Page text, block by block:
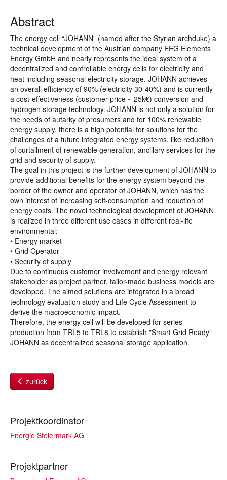
Abstract
The energy cell “JOHANN” (named after the Styrian archduke) a
technical development of the Austrian company EEG Elements
Energy GmbH and nearly represents the ideal system of a
decentralized and controllable energy cells for electricity and
heat including seasonal electricity storage. JOHANN achieves
an overall efficiency of 90% (electricity 30-40%) and is currently
a cost-effectiveness (customer price ~ 25k€) conversion and
hydrogen storage technology. JOHANN is not only a solution for
the needs of autarky of prosumers and for 100% renewable
energy supply, there is a high potential for solutions for the
challenges of a future integrated energy systems, like reduction
of curtailment of renewable generation, ancillary services for the
grid and security of supply.
The goal in this project is the further development of JOHANN to
provide additional benefits for the energy system beyond the
border of the owner and operator of JOHANN, which has the
own interest of increasing self-consumption and reduction of
energy costs. The novel technological development of JOHANN
is realized in three different use cases in different real-life
environmental:
• Energy market
• Grid Operator
• Security of supply
Due to continuous customer involvement and energy relevant
stakeholder as project partner, tailor-made business models are
developed. The aimed solutions are integrated in a broad
technology evaluation study and Life Cycle Assessment to
derive the macroeconomic impact.
Therefore, the energy cell will be developed for series
production from TRL5 to TRL8 to establish "Smart Grid Ready"
JOHANN as decentralized seasonal storage application.
zurück
Projektkoordinator
Energie Steiermark AG
Projektpartner